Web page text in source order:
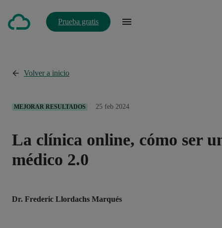
Prueba gratis
Volver a inicio
MEJORAR RESULTADOS 25 feb 2024
La clínica online, cómo ser
médico 2.0
Dr. Frederic Llordachs Marqués